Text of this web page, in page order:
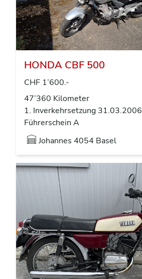
HONDA CBF 500
CHF 1’600.-
47’360 Kilometer
1. Inverkehrsetzung 31.03.2006
Führerschein A
Johannes4054 Basel